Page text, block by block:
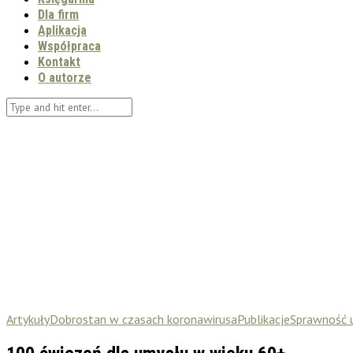
Dla firm
Aplikacja
Współpraca
Kontakt
O autorze
ArtykułyDobrostan w czasach koronawirusaPublikacjeSprawność